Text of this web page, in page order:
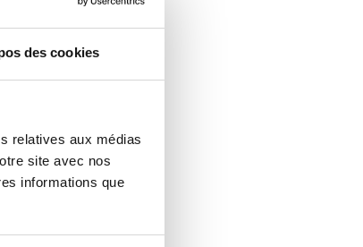
des cookies
relatives aux médias
site avec nos
informations que